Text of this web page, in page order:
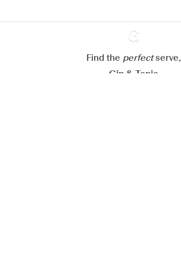
Ginventory
Find the perfectserve,
Gin & Tonic